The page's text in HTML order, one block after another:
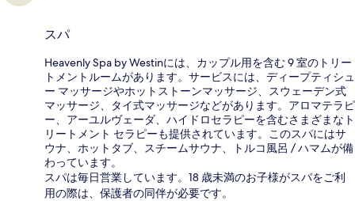
スパ
Heavenly Spa by Westinには、カップル用を含む 9 室のトリー
トメントルームがあります。サービスには、ディープティシュ
ー マッサージやホットストーンマッサージ、スウェーデン式
マッサージ、タイ式マッサージなどがあります。アロマテラピ
ー、アーユルヴェーダ、ハイドロセラピーを含むさまざまなト
リートメント セラピーも提供されています。このスパにはサ
ウナ、ホットタブ、スチームサウナ、トルコ風呂 / ハマムが備
わっています。
スパは毎日営業しています。18 歳未満のお子様がスパをご利
用の際は、保護者の同伴が必要です。